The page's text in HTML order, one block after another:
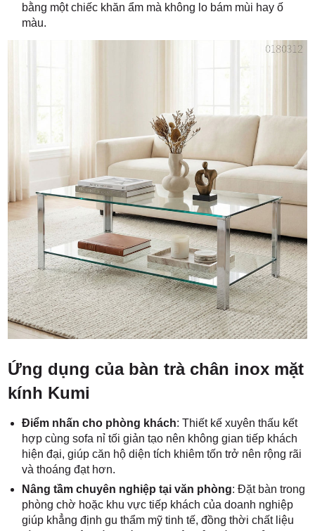
bằng một chiếc khăn ẩm mà không lo bám mùi hay ố
màu.
Ứng dụng của bàn trà chân inox mặt
kính Kumi
Điểm nhấn cho phòng khách: Thiết kế xuyên thấu kết
hợp cùng sofa nỉ tối giản tạo nên không gian tiếp khách
hiện đại, giúp căn hộ diện tích khiêm tốn trở nên rộng rãi
và thoáng đạt hơn.
Nâng tầm chuyên nghiệp tại văn phòng: Đặt bàn trong
phòng chờ hoặc khu vực tiếp khách của doanh nghiệp
giúp khẳng định gu thẩm mỹ tinh tế, đồng thời chất liệu